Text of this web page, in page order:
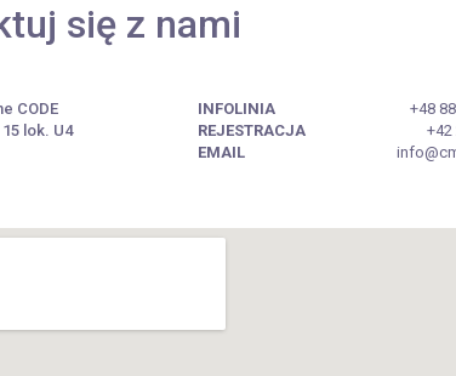
się z nami
CODE
lok. U4
INFOLINIA
REJESTRACJA
EMAIL
+48
+42